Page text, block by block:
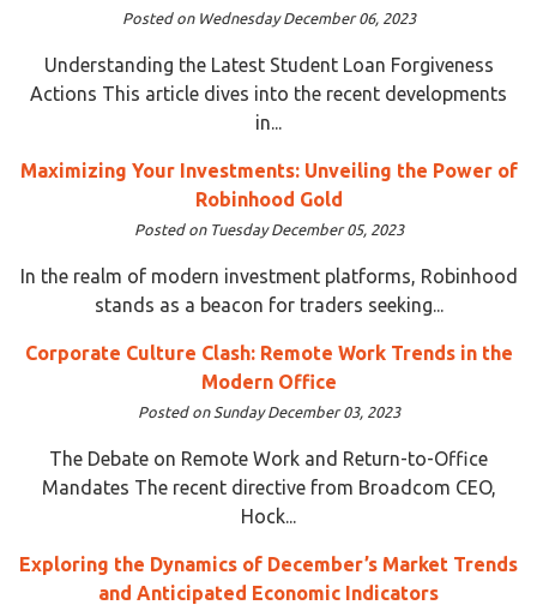
Posted on Wednesday December 06, 2023
Understanding the Latest Student Loan Forgiveness
Actions This article dives into the recent developments
in...
Maximizing Your Investments: Unveiling the Power of
Robinhood Gold
Posted on Tuesday December 05, 2023
In the realm of modern investment platforms, Robinhood
stands as a beacon for traders seeking...
Corporate Culture Clash: Remote Work Trends in the
Modern Office
Posted on Sunday December 03, 2023
The Debate on Remote Work and Return-to-Office
Mandates The recent directive from Broadcom CEO,
Hock...
Exploring the Dynamics of December’s Market Trends
and Anticipated Economic Indicators